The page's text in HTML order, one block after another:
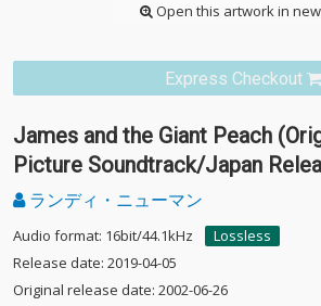
Open this artwork in
Express Checkout
James and the Giant Peach
Picture Soundtrack/Japan
ランディ・ニューマン
Audio format: 16bit/44.1kHz
Lossless
Release date: 2019-04-05
Original release date: 2002-06-26